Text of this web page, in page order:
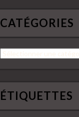
CATÉGORIES
Catégories
ÉTIQUETTES